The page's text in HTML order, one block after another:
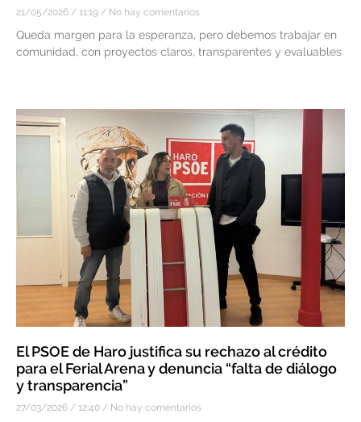
21/05/2026 11:19 No hay comentarios
Queda margen para la esperanza, pero debemos trabajar en
comunidad, con proyectos claros, transparentes y evaluables
El PSOE de Haro justifica su rechazo al crédito
para el Ferial Arena y denuncia “falta de diálogo
y transparencia”
27/03/2026 12:40 No hay comentarios